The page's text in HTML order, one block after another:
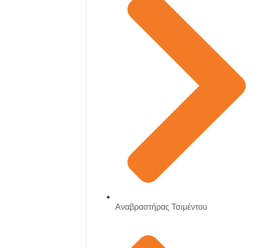
Αναβραστήρας Τσιμέντου